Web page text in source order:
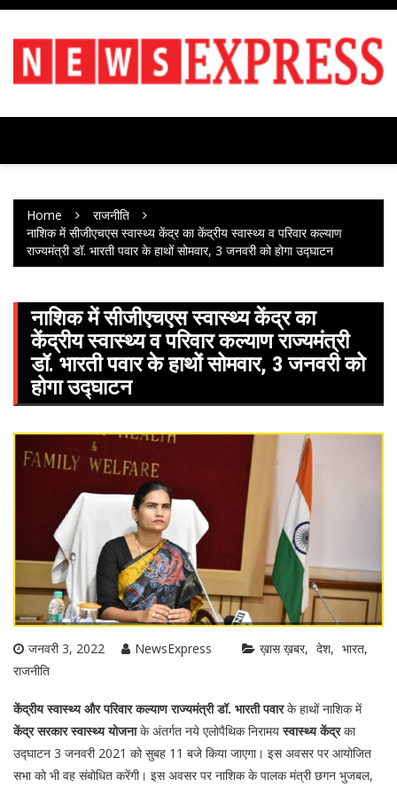
Skip
content
Home
राजनीति
नाशिक में सीजीएचएस स्वास्थ्य केंद्र का केंद्रीय स्वास्थ्य व परिवार कल्याण
राज्यमंत्री डॉ. भारती पवार के हाथों सोमवार, 3 जनवरी को होगा उद्घाटन
नाशिक में सीजीएचएस स्वास्थ्य केंद्र का
केंद्रीय स्वास्थ्य व परिवार कल्याण राज्यमंत्री
डॉ. भारती पवार के हाथों सोमवार, 3 जनवरी को
होगा उद्घाटन
जनवरी 3, 2022 NewsExpress ख़ास ख़बर देश
भारत
राजनीति
केंद्रीय स्वास्थ्य और परिवार कल्याण राज्यमंत्री डॉ. भारती पवारके हाथों नाशिक में
केंद्र सरकार स्वास्थ्य योजनाके अंतर्गत नये एलोपैथिक निरामयस्वास्थ्य केंद्रका
उद्घाटन 3 जनवरी 2021 को सुबह 11 बजे किया जाएगा। इस अवसर पर आयोजित
सभा को भी वह संबोधित करेंगी। इस अवसर पर नाशिक के पालक मंत्री छगन भुजबल,